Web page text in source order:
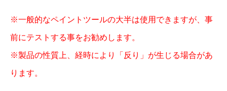
※一般的なペイントツールの大半は使用できますが、事
前にテストする事をお勧めします。
※製品の性質上、経時により「反り」が生じる場合があ
ります。